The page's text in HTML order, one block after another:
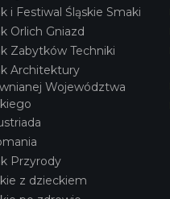
i Festiwal Śląskie Smaki
Orlich Gniazd
Zabytków Techniki
Architektury
Województwa
Przyrody
z dzieckiem